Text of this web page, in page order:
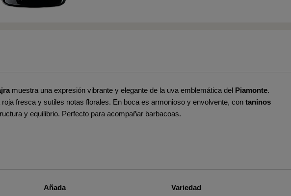
muestra una expresión vibrante y elegante de la uva emblemática del Piamonte.
fresca y sutiles notas florales. En boca es armonioso y envolvente, con taninos
y equilibrio. Perfecto para acompañar barbacoas.
Añada
Variedad